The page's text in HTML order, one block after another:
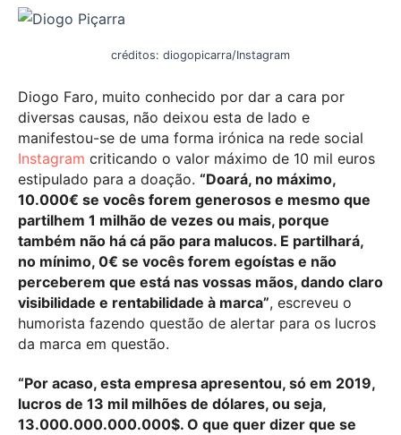
créditos: diogopicarra/Instagram
Diogo Faro, muito conhecido por dar a cara por
diversas causas, não deixou esta de lado e
manifestou-se de uma forma irónica na rede social
Instagram criticando o valor máximo de 10 mil euros
estipulado para a doação. “Doará, no máximo,
10.000€ se vocês forem generosos e mesmo que
partilhem 1 milhão de vezes ou mais, porque
também não há cá pão para malucos. E partilhará,
no mínimo, 0€ se vocês forem egoístas e não
perceberem que está nas vossas mãos, dando claro
visibilidade e rentabilidade à marca”, escreveu o
humorista fazendo questão de alertar para os lucros
da marca em questão.
“Por acaso, esta empresa apresentou, só em 2019,
lucros de 13 mil milhões de dólares, ou seja,
13.000.000.000.000$. O que quer dizer que se